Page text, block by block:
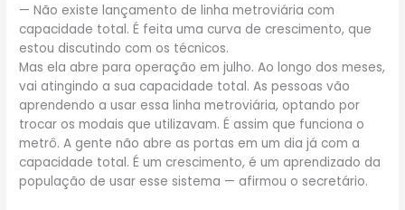
— Não existe lançamento de linha metroviária com
capacidade total. É feita uma curva de crescimento, que
estou discutindo com os técnicos.
Mas ela abre para operação em julho. Ao longo dos meses,
vai atingindo a sua capacidade total. As pessoas vão
aprendendo a usar essa linha metroviária, optando por
trocar os modais que utilizavam. É assim que funciona o
metrô. A gente não abre as portas em um dia já com a
capacidade total. É um crescimento, é um aprendizado da
população de usar esse sistema — afirmou o secretário.